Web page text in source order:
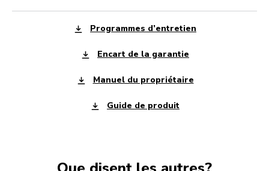
Programmes d’entretien
Encart de la garantie
Manuel du propriétaire
Guide de produit